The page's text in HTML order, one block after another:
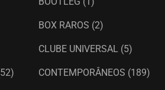
BOX RAROS (2)
CLUBE UNIVERSAL (5)
CONTEMPORÂNEOS (189)